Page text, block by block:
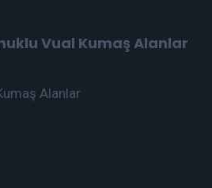
Vual Kumaş Alanlar